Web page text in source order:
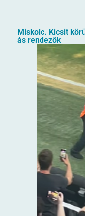
Miskolc. Kicsit
ás rendezők